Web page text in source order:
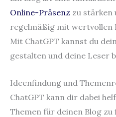
Online-Präsenz zu stärken
regelmäßig mit wertvollen
Mit ChatGPT kannst du
gestalten und deine Leser
Ideenfindung und
ChatGPT kann dir dabei
Themen für deinen Blog zu